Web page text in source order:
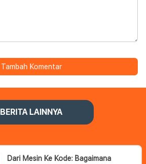
Tambah Komentar
BERITA LAINNYA
Dari Mesin Ke Kode: Bagaimana